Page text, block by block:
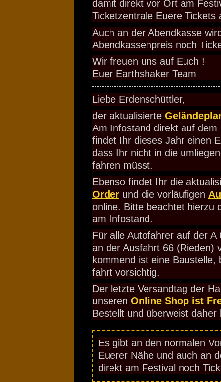
damit direkt vor Ort am
Ticketzentrale Euere Tickets
Auch an der Abendkasse
Abendkassenpreis noch
Wir freuen uns auf Euch !
Euer Earthshaker Team
Liebe Erdenschüttler,
der aktualisierte
Am Infostand direkt auf dem
findet Ihr dieses Jahr einen
dass Ihr nicht in die
fahren müsst.
Ebenso findet Ihr die
Order und die vorläufigen
online. Bitte beachtet hierzu
am Infostand.
Für alle Autofahrer auf der A
an der Ausfahrt 66 (Rieden)
kommend ist eine Baustelle,
fahrt vorsichtig.
Der letzte Versandtag der
unseren Online Shop ist
Bestellt und überweist daher
Es gibt an den normalen
Euerer Nähe und auch an
direkt am Festival noch